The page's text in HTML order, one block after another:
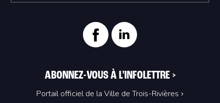
ABONNEZ-VOUS À L'INFOLETTRE >
Portail officiel de la Ville de Trois-Rivières